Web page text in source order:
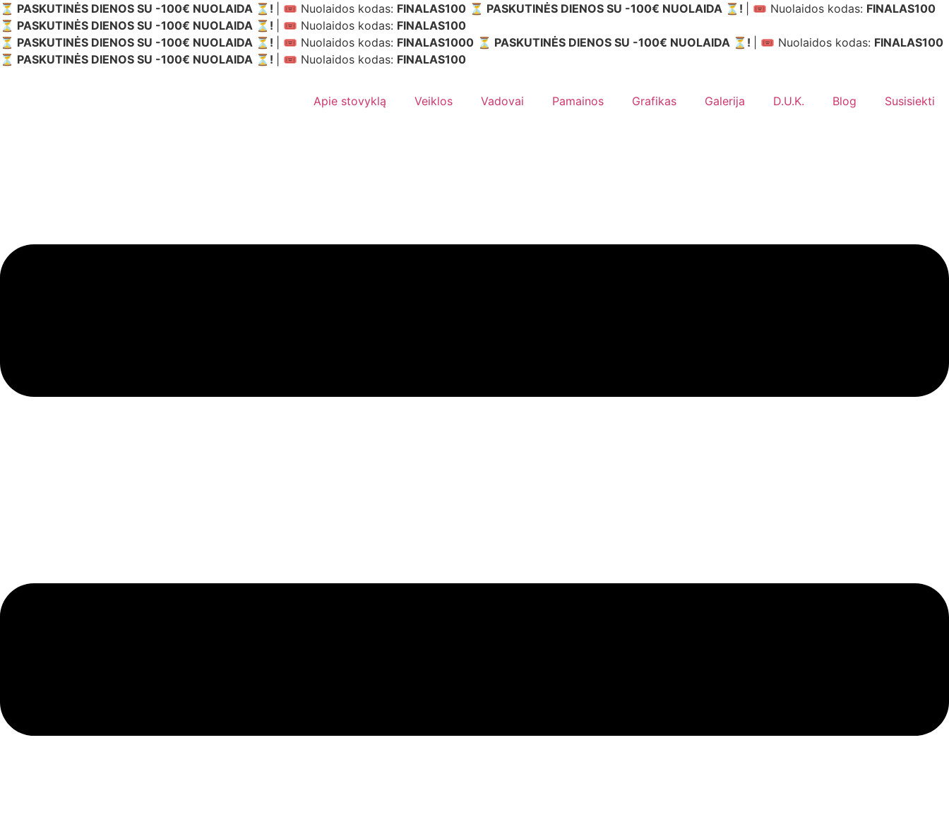
Eiti
prie
turinio
⏳ PASKUTINĖS DIENOS SU -100€ NUOLAIDA ⏳! | 🎟️ Nuolaidos kodas: FINALAS100 ⏳ PASKUTINĖS DIENOS SU -100€ NUOLAIDA ⏳! | 🎟️ Nuolaidos kodas: FINALAS100
⏳ PASKUTINĖS DIENOS SU -100€ NUOLAIDA ⏳!
| 🎟️ Nuolaidos kodas: FINALAS100
⏳ PASKUTINĖS DIENOS SU -100€ NUOLAIDA ⏳!
| 🎟️ Nuolaidos kodas: FINALAS1000 ⏳ PASKUTINĖS DIENOS SU -100€ NUOLAIDA ⏳! | 🎟️ Nuolaidos kodas: FINALAS100
⏳ PASKUTINĖS DIENOS SU -100€ NUOLAIDA ⏳!
| 🎟️ Nuolaidos kodas: FINALAS100
Apie stovyklą Veiklos Vadovai Pamainos Grafikas Galerija D.U.K. Blog Susisiekti